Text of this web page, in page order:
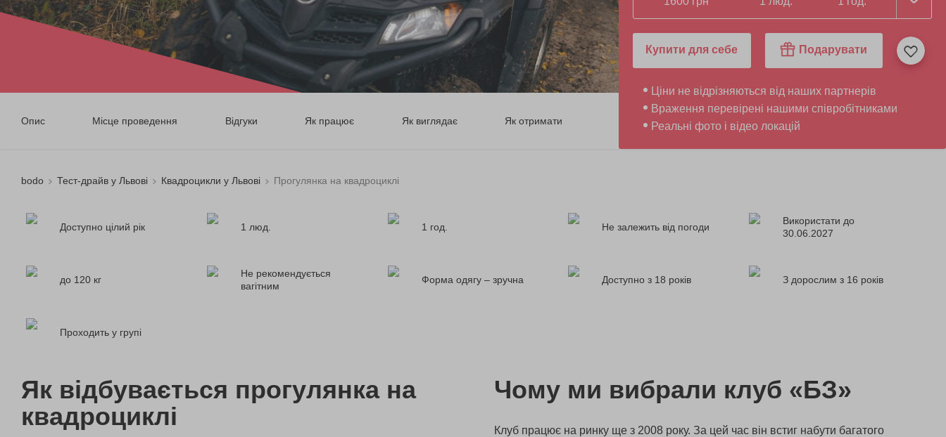
Опис Місце проведення Відгуки Як працює Як виглядає Як отримати
Купити для себе Подарувати
Ціни не відрізняються від наших партнерів
Враження перевірені нашими співробітниками
Реальні фото і відео локацій
bodo Тест-драйв у Львові Квадроцикли у Львові Прогулянка на квадроциклі
Доступно цілий рік 1 люд. 1 год. Не залежить від погоди
Використати до
30.06.2027
до 120 кг
Не рекомендується
вагітним
Форма одягу – зручна Доступно з 18 років З дорослим з 16 років
Проходить у групі
Як відбувається прогулянка на
квадроциклі
Чому ми вибрали клуб «БЗ»
Клуб працює на ринку ще з 2008 року. За цей час він встиг набути багатого